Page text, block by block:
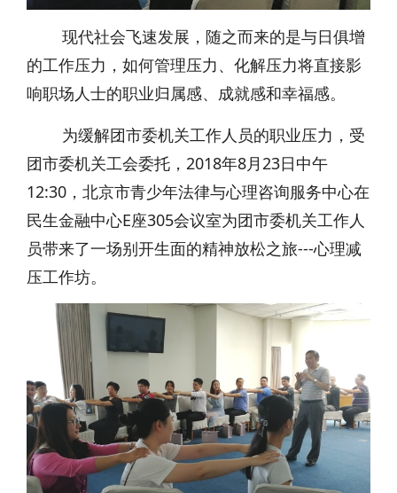
现代社会飞速发展，随之而来的是与日俱增
的工作压力，如何管理压力、化解压力将直接影
响职场人士的职业归属感、成就感和幸福感。
为缓解团市委机关工作人员的职业压力，受
团市委机关工会委托，2018年8月23日中午
12:30，北京市青少年法律与心理咨询服务中心在
民生金融中心E座305会议室为团市委机关工作人
员带来了一场别开生面的精神放松之旅---心理减
压工作坊。